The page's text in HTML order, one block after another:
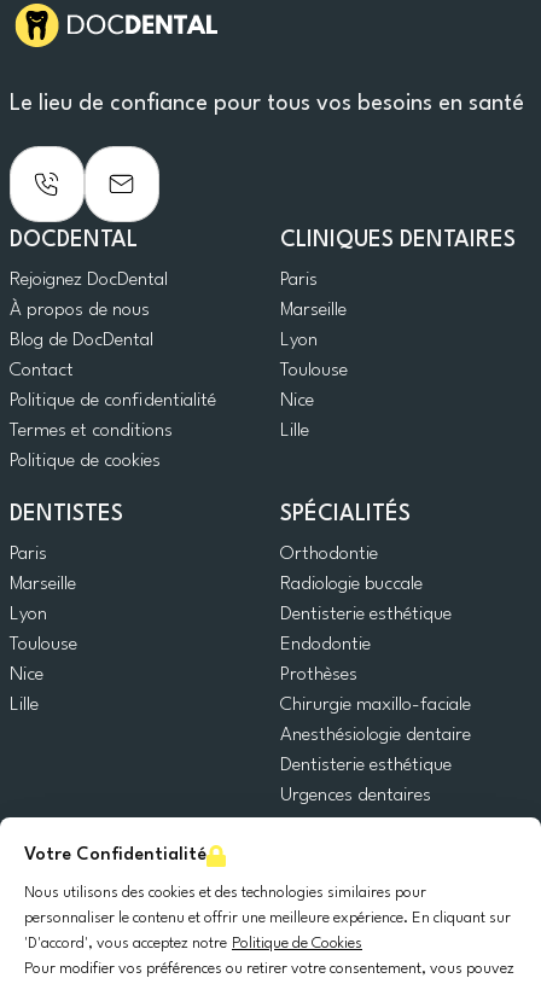
Votre Confidentialité
Nous utilisons des cookies et des technologies similaires pour
personnaliser le contenu et offrir une meilleure expérience. En cliquant sur
'D'accord', vous acceptez notre Politique de Cookies
Pour modifier vos préférences ou retirer votre consentement, vous pouvez
Le lieu de confiance pour tous vos besoins en santé
DOCDENTAL
Rejoignez DocDental
À propos de nous
Blog de DocDental
Contact
Politique de confidentialité
Termes et conditions
Politique de cookies
CLINIQUES DENTAIRES
Paris
Marseille
Lyon
Toulouse
Nice
Lille
DENTISTES
Paris
Marseille
Lyon
Toulouse
Nice
Lille
SPÉCIALITÉS
Orthodontie
Radiologie buccale
Dentisterie esthétique
Endodontie
Prothèses
Chirurgie maxillo-faciale
Anesthésiologie dentaire
Dentisterie esthétique
Urgences dentaires
Chirurgie orale
Implantologie dentaire
Parodontie